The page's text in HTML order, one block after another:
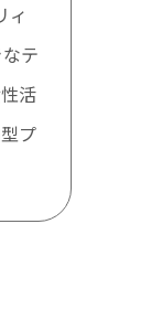
ィ
テ
活
プ